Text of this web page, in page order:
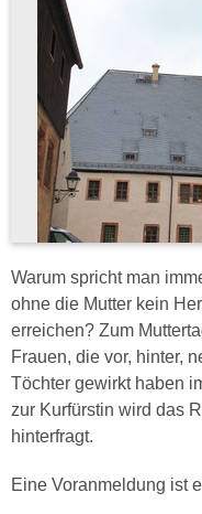
Warum spricht man
ohne die Mutter kein
erreichen? Zum
Frauen, die vor, hinter,
Töchter gewirkt haben
zur Kurfürstin wird das
hinterfragt.
Eine Voranmeldung ist